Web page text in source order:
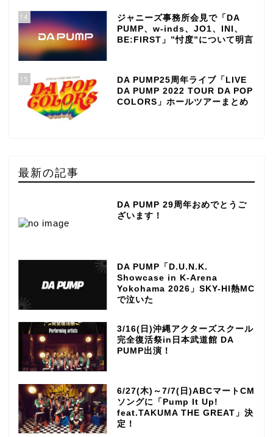
14
ジャニーズ事務所会見で「DA
PUMP、w-inds、JO1、INI、
BE:FIRST」”忖度”について明言
15
DA PUMP25周年ライブ「LIVE
DA PUMP 2022 TOUR DA POP
COLORS」ホールツアーまとめ
最新の記事
DA PUMP 29周年おめでとうご
ざいます！
DA PUMP「D.U.N.K.
Showcase in K-Arena
Yokohama 2026」SKY-HI熱MC
で泣いた
3/16(日)沖縄アクターズスクール
完全復活祭in日本武道館 DA
PUMP出演！
6/27(木)～7/7(日)ABCマートCM
ソングに「Pump It Up!
feat.TAKUMA THE GREAT」決
定！